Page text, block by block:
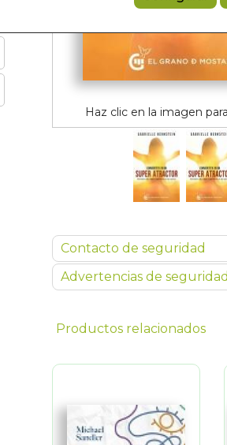
Haz clic en la imagen
Contacto de seguridad
Advertencias de seguridad
Productos relacionados